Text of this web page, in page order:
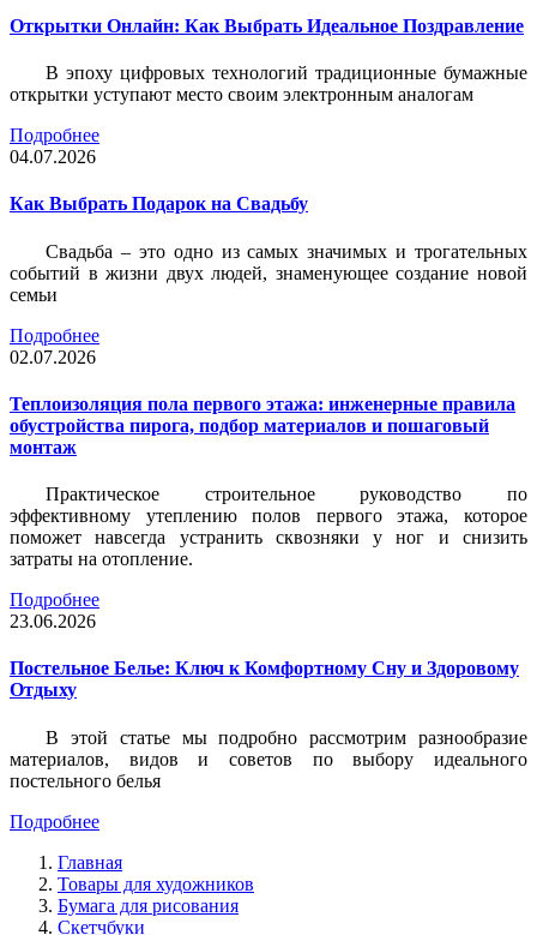
Открытки Онлайн: Как Выбрать Идеальное Поздравление
В эпоху цифровых технологий традиционные бумажные
открытки уступают место своим электронным аналогам
Подробнее
04.07.2026
Как Выбрать Подарок на Свадьбу
Свадьба – это одно из самых значимых и трогательных
событий в жизни двух людей, знаменующее создание новой
семьи
Подробнее
02.07.2026
Теплоизоляция пола первого этажа: инженерные правила
обустройства пирога, подбор материалов и пошаговый
монтаж
Практическое строительное руководство по
эффективному утеплению полов первого этажа, которое
поможет навсегда устранить сквозняки у ног и снизить
затраты на отопление.
Подробнее
23.06.2026
Постельное Белье: Ключ к Комфортному Сну и Здоровому
Отдыху
В этой статье мы подробно рассмотрим разнообразие
материалов, видов и советов по выбору идеального
постельного белья
Подробнее
Главная
Товары для художников
Бумага для рисования
Скетчбуки